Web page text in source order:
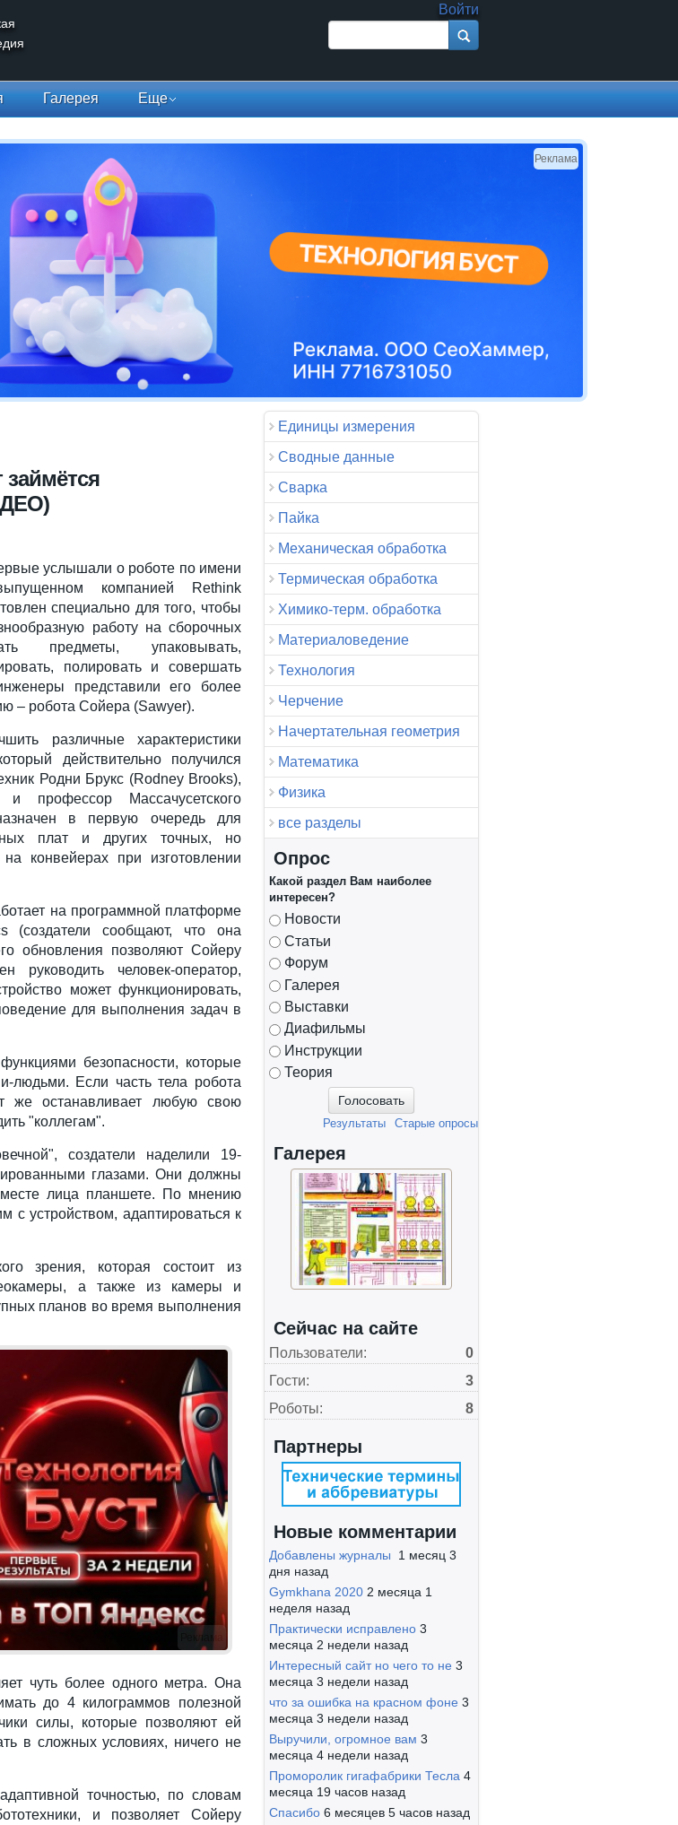
Войти
Форма поиска
Галерея Еще
Реклама
услышали о роботе по имени
компанией Rethink
специально для того, чтобы
работу на сборочных
предметы, упаковывать,
полировать и совершать
представили его более
– робота Сойера (Sawyer).
различные характеристики
действительно получился
Родни Брукс (Rodney Brooks),
профессор Массачусетского
в первую очередь для
плат и других точных, но
конвейерах при изготовлении
на программной платформе
(создатели сообщают, что она
обновления позволяют Сойеру
руководить человек-оператор,
может функционировать,
для выполнения задач в
безопасности, которые
людьми. Если часть тела робота
же останавливает любую свою
"коллегам".
создатели наделили 19-
глазами. Они должны
лица планшете. По мнению
с устройством, адаптироваться к
зрения, которая состоит из
а также из камеры и
планов во время выполнения
Реклама
чуть более одного метра. Она
до 4 килограммов полезной
силы, которые позволяют ей
в сложных условиях, ничего не
точностью, по словам
и позволяет Сойеру
Единицы измерения
Сводные данные
Сварка
Пайка
Механическая обработка
Термическая обработка
Химико-терм. обработка
Материаловедение
Технология
Черчение
Начертательная геометрия
Математика
Физика
все разделы
Опрос
Какой раздел Вам наиболее
интересен?
Варианты
Новости
Статьи
Форум
Галерея
Выставки
Диафильмы
Инструкции
Теория
Старые опросы
Результаты
Галерея
Сейчас на сайте
Пользователи:
0
Гости:
3
Роботы:
8
Партнеры
Новые комментарии
Добавлены журналы
1 месяц 3
дня назад
Gymkhana 2020 2 месяца 1
неделя назад
Практически исправлено 3
месяца 2 недели назад
Интересный сайт но чего то не 3
месяца 3 недели назад
что за ошибка на красном фоне 3
месяца 3 недели назад
Выручили, огромное вам 3
месяца 4 недели назад
Проморолик гигафабрики Тесла 4
месяца 19 часов назад
Спасибо 6 месяцев 5 часов назад